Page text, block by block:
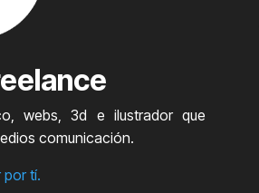
webs, 3d e ilustrador que
comunicación.
tí.